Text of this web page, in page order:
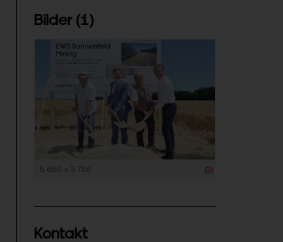
Bilder (1)
5 680 x 3 786
Kontakt